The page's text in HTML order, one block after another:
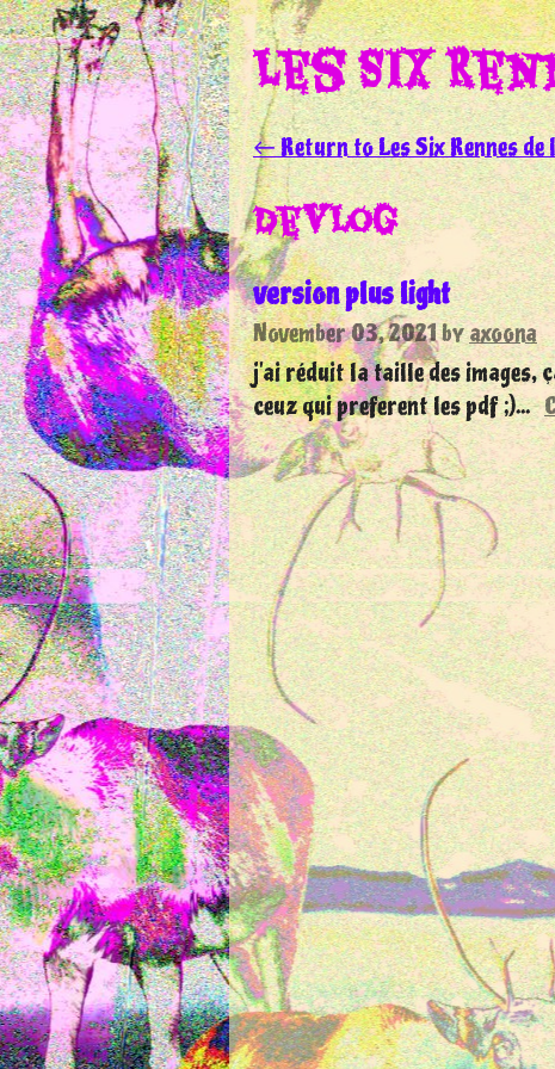
Les Six
←Return to Les Six Rennes de
Devlog
version plus light
November 03, 2021byaxoona
j'ai réduit la taille des images,
ceuz qui preferent les pdf ;)...